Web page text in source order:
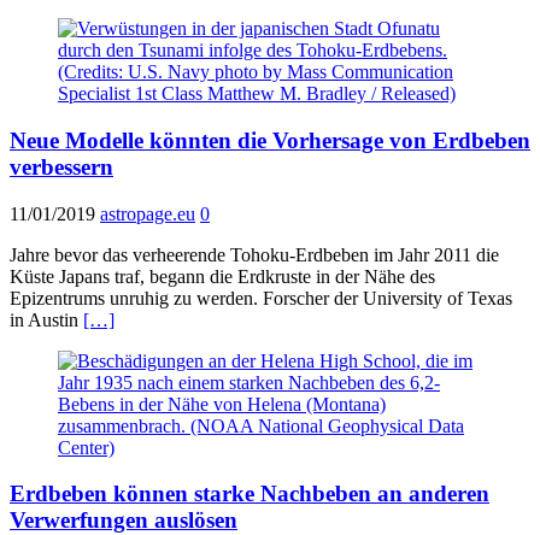
Neue Modelle könnten die Vorhersage von Erdbeben
verbessern
11/01/2019 astropage.eu 0
Jahre bevor das verheerende Tohoku-Erdbeben im Jahr 2011 die
Küste Japans traf, begann die Erdkruste in der Nähe des
Epizentrums unruhig zu werden. Forscher der University of Texas
in Austin […]
Erdbeben können starke Nachbeben an anderen
Verwerfungen auslösen